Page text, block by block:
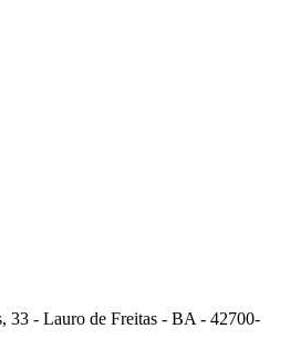
33 - Lauro de Freitas - BA - 42700-